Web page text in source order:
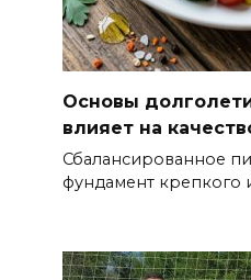
Основы
влияет на
Сбалансированное
фундамент крепкого